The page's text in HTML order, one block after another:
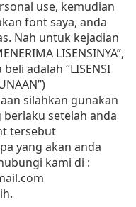
use, kemudian
font saya, anda
Nah untuk kejadian
LISENSINYA”,
adalah “LISENSI
silahkan gunakan
setelah anda
tersebut
yang akan anda
kami di :